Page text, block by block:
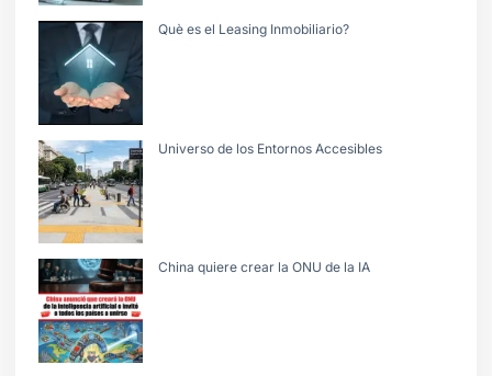
Què es el Leasing Inmobiliario?
Universo de los Entornos Accesibles
China quiere crear la ONU de la IA